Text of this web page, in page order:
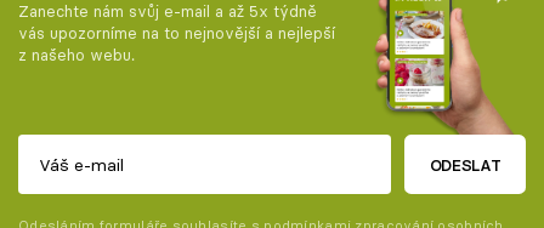
Zanechte nám svůj e-mail a až 5x týdně
vás upozorníme na to nejnovější a nejlepší
z našeho webu.
ODESLAT